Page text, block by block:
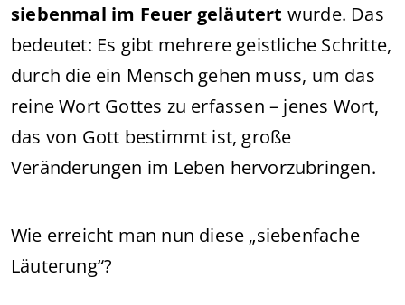
siebenmal im Feuer geläutert wurde. Das
bedeutet: Es gibt mehrere geistliche Schritte,
durch die ein Mensch gehen muss, um das
reine Wort Gottes zu erfassen – jenes Wort,
das von Gott bestimmt ist, große
Veränderungen im Leben hervorzubringen.
Wie erreicht man nun diese „siebenfache
Läuterung“?